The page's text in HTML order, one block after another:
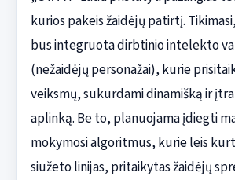
kurios pakeis žaidėjų patirtį.
bus integruota dirbtinio intelekto
(nežaidėjų personažai), kurie
veiksmų, sukurdami dinamišką ir
aplinką. Be to, planuojama įdiegti
mokymosi algoritmus, kurie leis
siužeto linijas, pritaikytas žaidėjų